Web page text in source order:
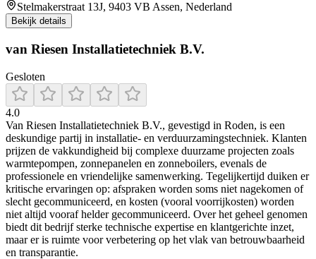
Stelmakerstraat 13J, 9403 VB Assen, Nederland
Bekijk details
van Riesen Installatietechniek B.V.
Gesloten
4.0
Van Riesen Installatietechniek B.V., gevestigd in Roden, is een
deskundige partij in installatie- en verduurzamingstechniek. Klanten
prijzen de vakkundigheid bij complexe duurzame projecten zoals
warmtepompen, zonnepanelen en zonneboilers, evenals de
professionele en vriendelijke samenwerking. Tegelijkertijd duiken er
kritische ervaringen op: afspraken worden soms niet nagekomen of
slecht gecommuniceerd, en kosten (vooral voorrijkosten) worden
niet altijd vooraf helder gecommuniceerd. Over het geheel genomen
biedt dit bedrijf sterke technische expertise en klantgerichte inzet,
maar er is ruimte voor verbetering op het vlak van betrouwbaarheid
en transparantie.